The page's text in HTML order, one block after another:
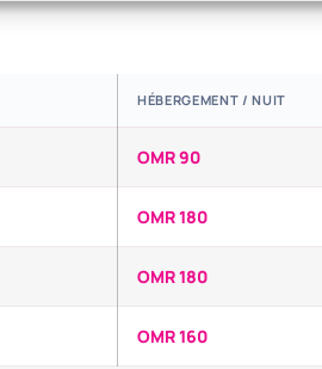
HÉBERGEMENT / NUIT
OMR 90
OMR 180
OMR 180
OMR 160